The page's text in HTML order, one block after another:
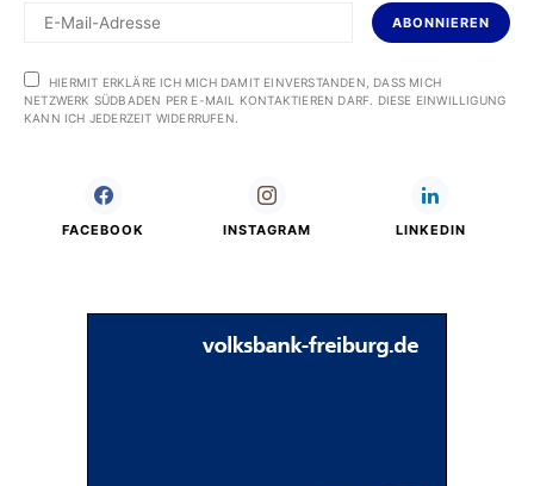
ABONNIEREN
HIERMIT ERKLÄRE ICH MICH DAMIT EINVERSTANDEN, DASS MICH
NETZWERK SÜDBADEN PER E-MAIL KONTAKTIEREN DARF. DIESE EINWILLIGUNG
KANN ICH JEDERZEIT WIDERRUFEN.
FACEBOOK INSTAGRAM LINKEDIN